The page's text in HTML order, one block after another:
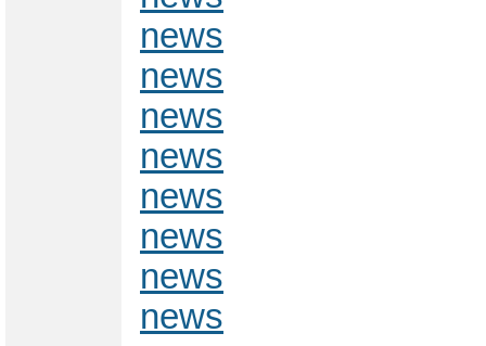
news
news
news
news
news
news
news
news